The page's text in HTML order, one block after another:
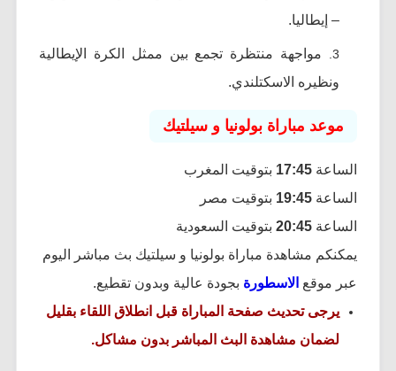
– إيطاليا.
مواجهة منتظرة تجمع بين ممثل الكرة الإيطالية
ونظيره الاسكتلندي.
موعد مباراة بولونيا و سيلتيك
الساعة 17:45 بتوقيت المغرب
الساعة 19:45 بتوقيت مصر
الساعة 20:45بتوقيت السعودية
يمكنكم مشاهدة مباراة بولونيا و سيلتيك بث مباشر اليوم
عبر موقع الاسطورة بجودة عالية وبدون تقطيع.
يرجى تحديث صفحة المباراة قبل انطلاق اللقاء بقليل
لضمان مشاهدة البث المباشر بدون مشاكل.